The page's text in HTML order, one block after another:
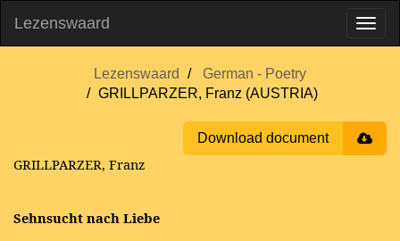
Lezenswaard
Lezenswaard
German - Poetry
GRILLPARZER, Franz (AUSTRIA)
Download document
GRILLPARZER, Franz
Sehnsucht nach Liebe